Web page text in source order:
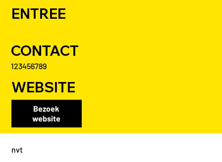
ENTREE
CONTACT
123456789
WEBSITE
Bezoek
website
nvt